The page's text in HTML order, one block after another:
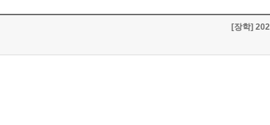
[장학]